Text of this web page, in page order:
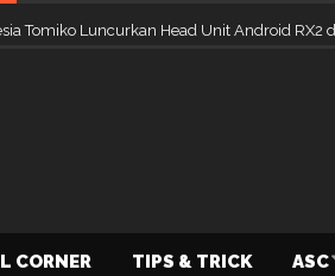
Diskon 10 Persen Selama Pameran
CORNER TIPS & TRICK ASC